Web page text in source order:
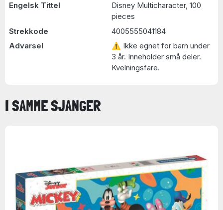
Engelsk Tittel
Disney Multicharacter, 100
pieces
Strekkode
4005555041184
Advarsel
⚠ Ikke egnet for barn under
3 år. Inneholder små deler.
Kvelningsfare.
I SAMME SJANGER